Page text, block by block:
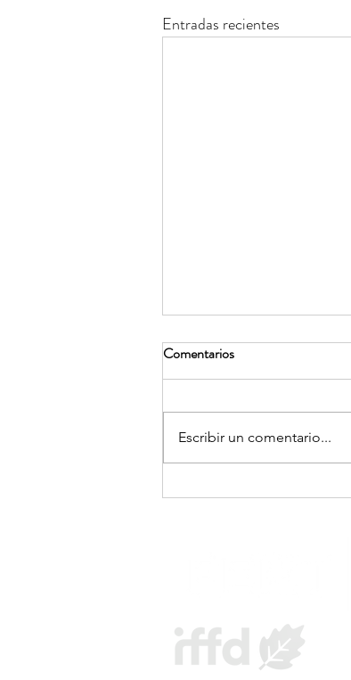
Entradas recientes
TWOgether: un
Comentarios
Escribir un comentario...